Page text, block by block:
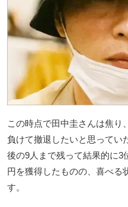
この時点で田中圭さんは焦り
負けて撤退したいと思ってい
後の9人まで残って結果的に3
円を獲得したものの、喜べる
す。